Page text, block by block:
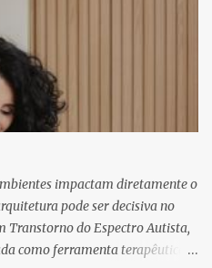
diretamente o
Segundo o neurocientista e
organismo ainda opera com
nosso cérebro foi moldado ao
na natureza, respeitando
do ano. Quando a
precisa economizar energia,
para um período de poucos
aj...
impactam diretamente o
pode ser decisiva no
Transtorno do Espectro Autista,
como ferramenta terapêutica